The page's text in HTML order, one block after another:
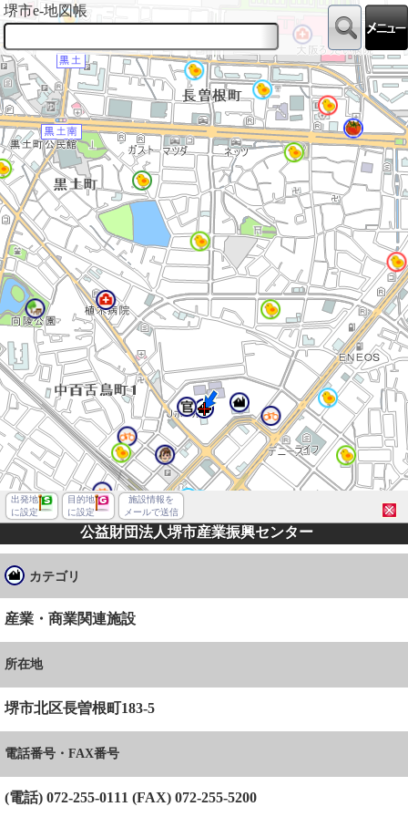
堺市北区長曽根町
堺市e-地図帳
出発地
に設定
目的地
に設定
施設情報を
メールで送信
公益財団法人堺市産業振興センター
カテゴリ
産業・商業関連施設
所在地
堺市北区長曽根町183-5
電話番号・FAX番号
(電話) 072-255-0111 (FAX) 072-255-5200